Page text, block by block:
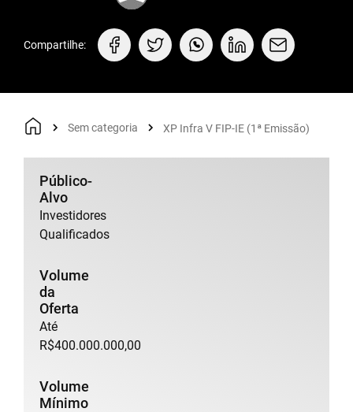
Compartilhe:
Sem categoria XP Infra V FIP-IE (1ª Emissão)
Público-
Alvo
Investidores
Qualificados
Volume
da
Oferta
Até
R$400.000.000,00
Volume
Mínimo